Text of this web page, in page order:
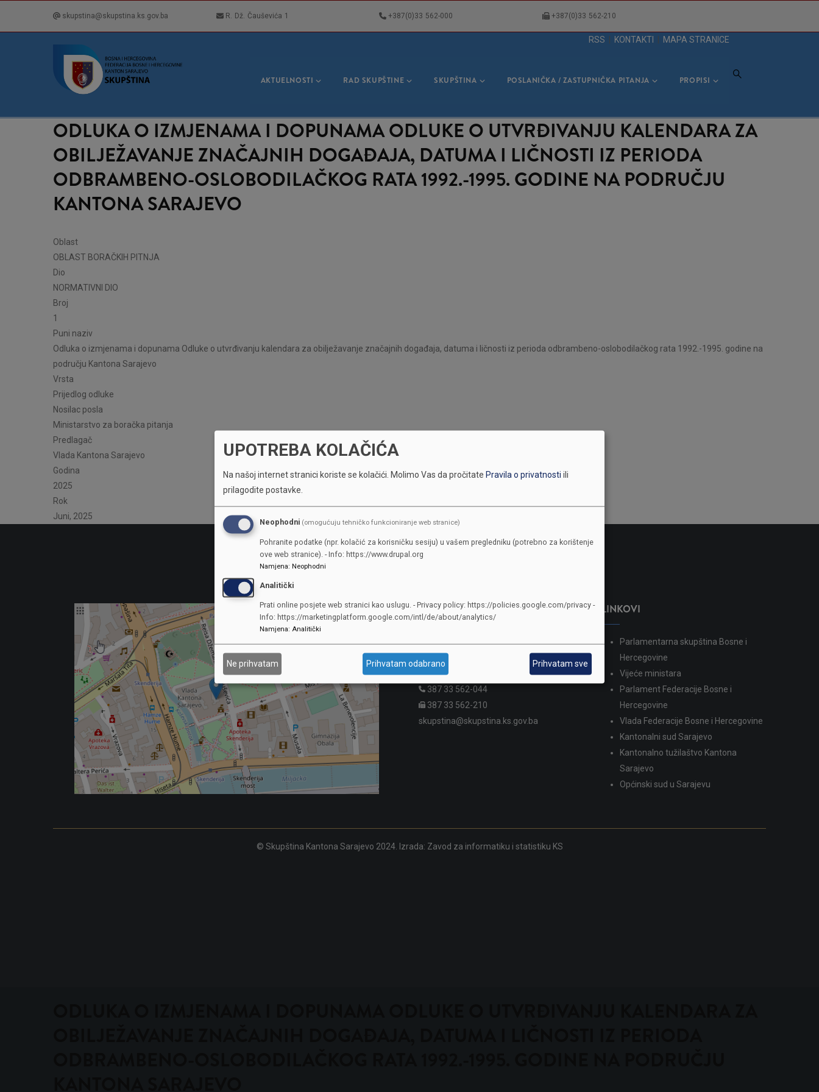
skupstina@skupstina.ks.gov.ba R. Dž. Čauševića 1 +387(0)33 562-000 +387(0)33 562-210
RSS KONTAKTI MAPA STRANICE
NAVIGACIJA
AKTUELNOSTI RAD SKUPŠTINE SKUPŠTINA POSLANIČKA / ZASTUPNIČKA PITANJA PROPISI
ODLUKA O IZMJENAMA I DOPUNAMA ODLUKE O UTVRĐIVANJU KALENDARA ZA
OBILJEŽAVANJE ZNAČAJNIH DOGAĐAJA, DATUMA I LIČNOSTI IZ PERIODA
ODBRAMBENO-OSLOBODILAČKOG RATA 1992.-1995. GODINE NA PODRUČJU
KANTONA SARAJEVO
Oblast
OBLAST BORAČKIH PITNJA
Dio
NORMATIVNI DIO
Broj
1
Puni naziv
Odluka o izmjenama i dopunama Odluke o utvrđivanju kalendara za obilježavanje značajnih događaja, datuma i ličnosti iz perioda odbrambeno-oslobodilačkog rata 1992.-1995. godine na
području Kantona Sarajevo
Vrsta
Prijedlog odluke
Nosilac posla
Ministarstvo za boračka pitanja
Predlagač
Vlada Kantona Sarajevo
Godina
2025
Rok
Juni, 2025
KONTAKTI
SKUPŠTINA
Adresa: Sarajevo, Reisa Džemaludina
Čauševića 1
387 33 562-044
387 33 562-210
skupstina@skupstina.ks.gov.ba
LINKOVI
Parlamentarna skupština Bosne i
Hercegovine
Vijeće ministara
Parlament Federacije Bosne i
Hercegovine
Vlada Federacije Bosne i Hercegovine
Kantonalni sud Sarajevo
Kantonalno tužilaštvo Kantona
Sarajevo
Općinski sud u Sarajevu
© Skupština Kantona Sarajevo 2024. Izrada: Zavod za informatiku i statistiku KS
UPOTREBA KOLAČIĆA
Na našoj internet stranici koriste se kolačići. Molimo Vas da pročitate Pravila o privatnosti ili
prilagodite postavke.
Neophodni (omogućuju tehničko funkcioniranje web stranice)
Pohranite podatke (npr. kolačić za korisničku sesiju) u vašem pregledniku (potrebno za korištenje
ove web stranice). - Info: https://www.drupal.org
Namjena: Neophodni
Analitički
Prati online posjete web stranici kao uslugu. - Privacy policy: https://policies.google.com/privacy -
Info: https://marketingplatform.google.com/intl/de/about/analytics/
Namjena: Analitički
Ne prihvatam Prihvatam odabrano Prihvatam sve